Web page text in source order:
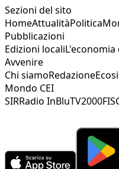
Sezioni del sito
HomeAttualitàPolitica
Pubblicazioni
Edizioni localiL'economia
Avvenire
Chi siamoRedazione
Mondo CEI
SIRRadio InBluTV2000